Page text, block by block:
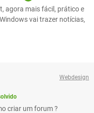
agora mais fácil, prático e
vai trazer notícias,
Webdesign
criar um forum ?